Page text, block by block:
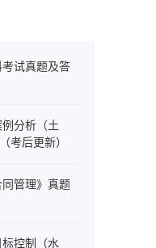
试真题及答
分析（土
考后更新）
管理》真题
控制（水